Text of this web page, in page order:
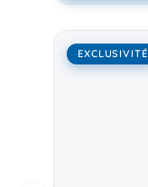
EXCLUSIVITÉ